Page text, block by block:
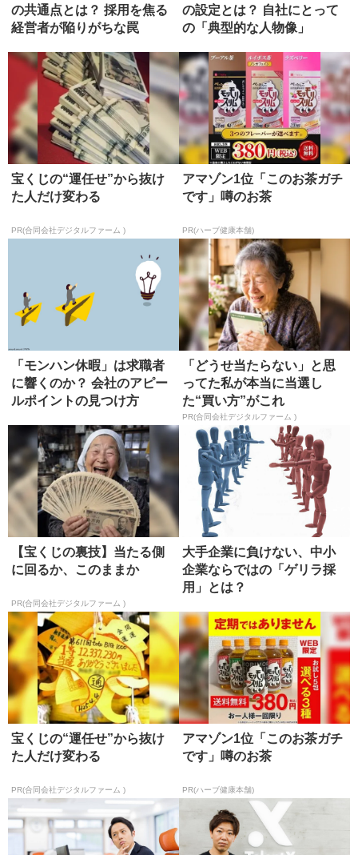
の共通点とは？ 採用を焦る
経営者が陥りがちな罠
の設定とは？ 自社にとって
の「典型的な人物像」
宝くじの“運任せ”から抜け
た人だけ変わる
PR(合同会社デジタルファーム )
アマゾン1位「このお茶ガチ
です」噂のお茶
PR(ハーブ健康本舗)
「モンハン休暇」は求職者
に響くのか？ 会社のアピー
ルポイントの見つけ方
「どうせ当たらない」と思
ってた私が本当に当選し
た“買い方”がこれ
PR(合同会社デジタルファーム )
【宝くじの裏技】当たる側
に回るか、このままか
PR(合同会社デジタルファーム )
大手企業に負けない、中小
企業ならではの「ゲリラ採
用」とは？
宝くじの“運任せ”から抜け
た人だけ変わる
PR(合同会社デジタルファーム )
アマゾン1位「このお茶ガチ
です」噂のお茶
PR(ハーブ健康本舗)